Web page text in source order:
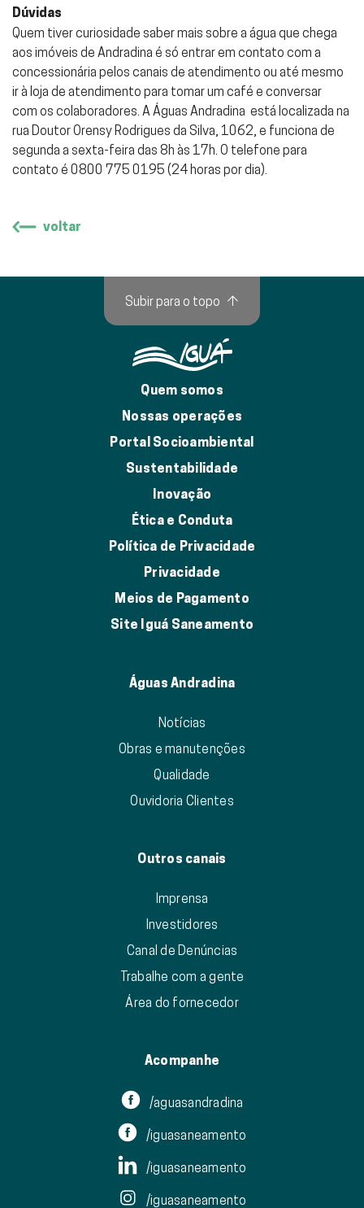
Dúvidas
Quem tiver curiosidade saber mais sobre a água que chega
aos imóveis de Andradina é só entrar em contato com a
concessionária pelos canais de atendimento ou até mesmo
ir à loja de atendimento para tomar um café e conversar
com os colaboradores. A Águas Andradina está localizada na
rua Doutor Orensy Rodrigues da Silva, 1062, e funciona de
segunda a sexta-feira das 8h às 17h. O telefone para
contato é 0800 775 0195 (24 horas por dia).
voltar
Quem somos
Nossas operações
Portal Socioambiental
Sustentabilidade
Inovação
Ética e Conduta
Política de Privacidade
Privacidade
Meios de Pagamento
Site Iguá Saneamento
Águas Andradina
Notícias
Obras e manutenções
Qualidade
Ouvidoria Clientes
Outros canais
Imprensa
Investidores
Canal de Denúncias
Trabalhe com a gente
Área do fornecedor
Acompanhe
/aguasandradina
/iguasaneamento
/iguasaneamento
/iguasaneamento
Subir para o topo ↑